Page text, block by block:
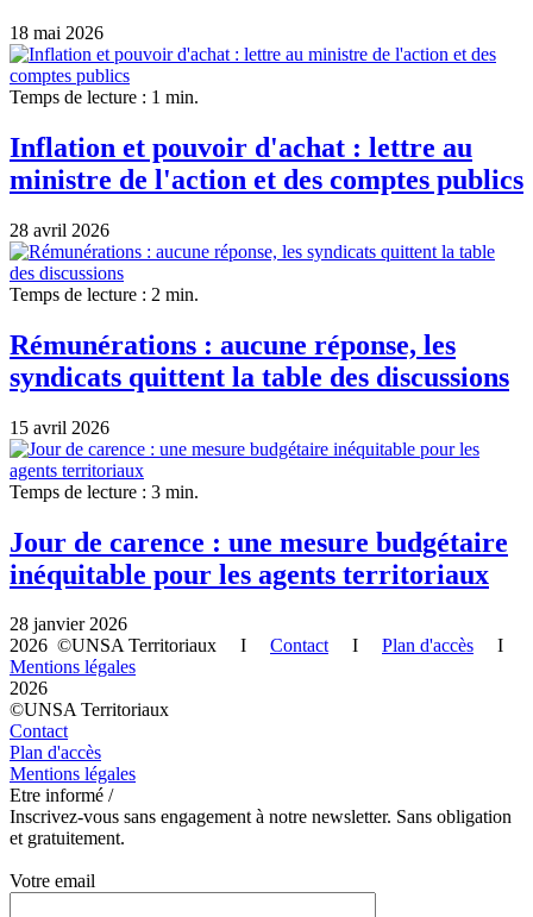
18 mai 2026
Temps de lecture : 1 min.
Inflation et pouvoir d'achat : lettre au
ministre de l'action et des comptes publics
28 avril 2026
Temps de lecture : 2 min.
Rémunérations : aucune réponse, les
syndicats quittent la table des discussions
15 avril 2026
Temps de lecture : 3 min.
Jour de carence : une mesure budgétaire
inéquitable pour les agents territoriaux
28 janvier 2026
2026 ©UNSA Territoriaux I ContactI Plan d'accès I
Mentions légales
2026
©UNSA Territoriaux
Contact
Plan d'accès
Mentions légales
Etre informé /
Inscrivez-vous sans engagement à notre newsletter. Sans obligation
et gratuitement.
Votre email